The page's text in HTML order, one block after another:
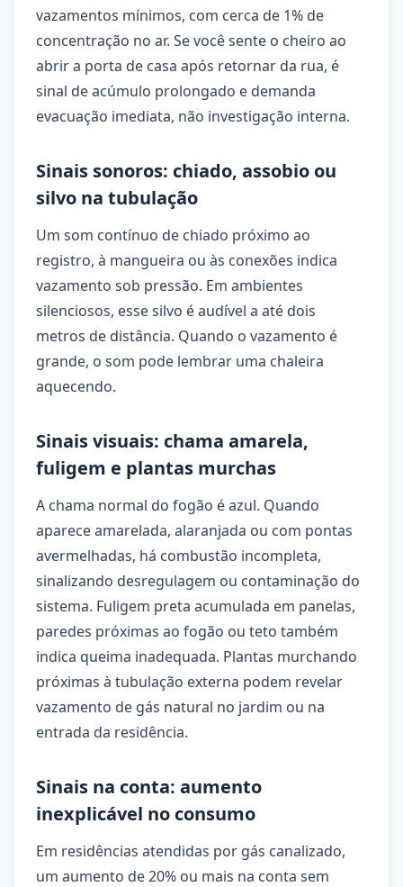
vazamentos mínimos, com cerca de 1% de
concentração no ar. Se você sente o cheiro ao
abrir a porta de casa após retornar da rua, é
sinal de acúmulo prolongado e demanda
evacuação imediata, não investigação interna.
Sinais sonoros: chiado, assobio ou
silvo na tubulação
Um som contínuo de chiado próximo ao
registro, à mangueira ou às conexões indica
vazamento sob pressão. Em ambientes
silenciosos, esse silvo é audível a até dois
metros de distância. Quando o vazamento é
grande, o som pode lembrar uma chaleira
aquecendo.
Sinais visuais: chama amarela,
fuligem e plantas murchas
A chama normal do fogão é azul. Quando
aparece amarelada, alaranjada ou com pontas
avermelhadas, há combustão incompleta,
sinalizando desregulagem ou contaminação do
sistema. Fuligem preta acumulada em panelas,
paredes próximas ao fogão ou teto também
indica queima inadequada. Plantas murchando
próximas à tubulação externa podem revelar
vazamento de gás natural no jardim ou na
entrada da residência.
Sinais na conta: aumento
inexplicável no consumo
Em residências atendidas por gás canalizado,
um aumento de 20% ou mais na conta sem